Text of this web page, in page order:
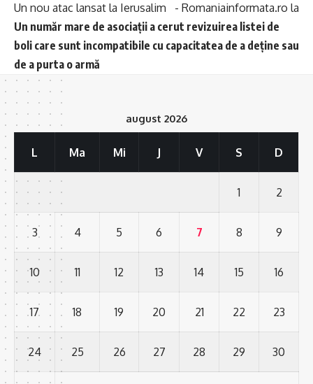
Un nou atac lansat la Ierusalim - Romaniainformata.ro la
Un număr mare de asociații a cerut revizuirea listei de
boli care sunt incompatibile cu capacitatea de a deține sau
de a purta o armă
august 2026
L Ma Mi J V S D
1 2
3 4 5 6 7 8 9
10 11 12 13 14 15 16
17 18 19 20 21 22 23
24 25 26 27 28 29 30